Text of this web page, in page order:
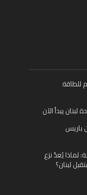
للطاقة
يبدأ الآن
باريس
لماذا يُعدّ نزع
لبنان؟